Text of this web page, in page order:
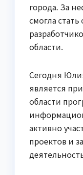
города. За
смогла
области.
Сегодня
является
области
активно
проектов и